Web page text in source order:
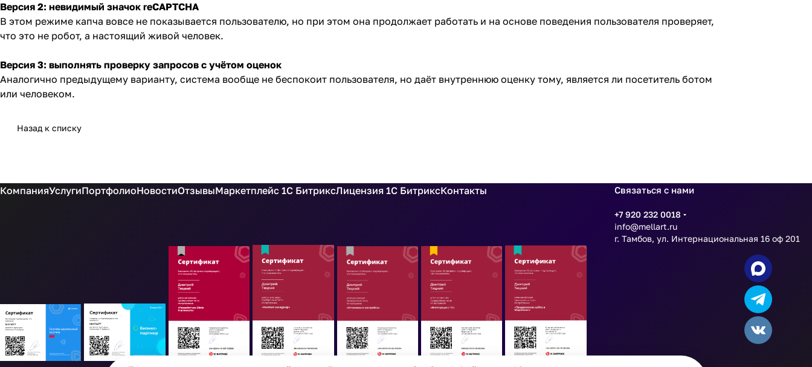
Версия 2: невидимый значок reCAPTCHA
В этом режиме капча вовсе не показывается пользователю, но при этом она продолжает работать и на основе поведения пользователя проверяет,
что это не робот, а настоящий живой человек.
Версия 3: выполнять проверку запросов с учётом оценок
Аналогично предыдущему варианту, система вообще не беспокоит пользователя, но даёт внутреннюю оценку тому, является ли посетитель ботом
или человеком.
Назад к списку
КомпанияУслугиПортфолиоНовостиОтзывыМаркетплейс 1С БитриксЛицензия 1С БитриксКонтакты Связаться с нами
+7 920 232 0018
info@mellart.ru
г. Тамбов, ул. Интернациональная 16 оф 201